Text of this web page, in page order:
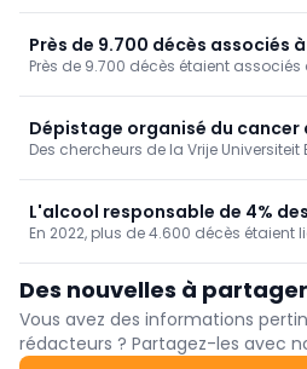
Près de 9.700 décès associés
(Sciensano)
Près de 9.700 décès étaient
décès (9,3 %).
Dépistage organisé du cancer
de simulation encore plus
Des chercheurs de la Vrije Universiteit
L'alcool responsable de 4%
En 2022, plus de 4.600 décès
Bruxelles-Capitale.
Des nouvelles à
Vous avez des informations
rédacteurs ? Partagez-les avec